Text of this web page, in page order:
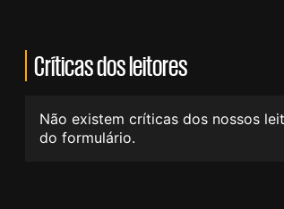
Críticas dos leitores
Não existem críticas dos nossos
do formulário.